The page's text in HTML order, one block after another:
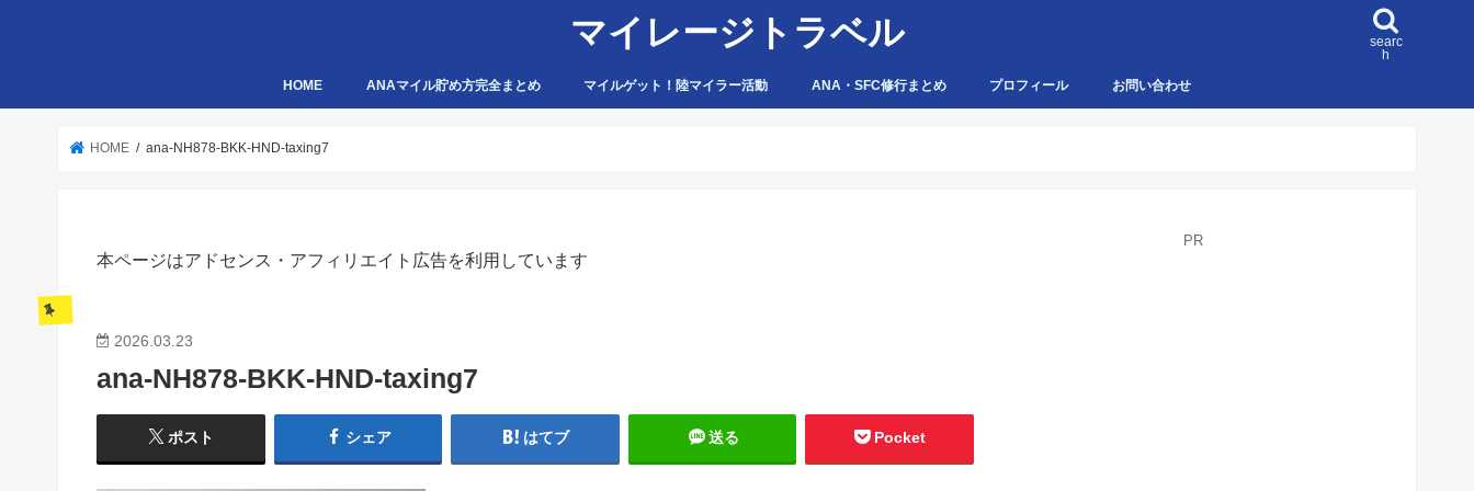
マイレージトラベル
searc
h
HOME ANAマイル貯め方完全まとめ マイルゲット！陸マイラー活動 ANA・SFC修行まとめ プロフィール お問い合わせ
HOME ana-NH878-BKK-HND-taxing7
本ページはアドセンス・アフィリエイト広告を利用しています
2026.03.23
ana-NH878-BKK-HND-taxing7
ポスト シェア はてブ 送る Pocket
PR